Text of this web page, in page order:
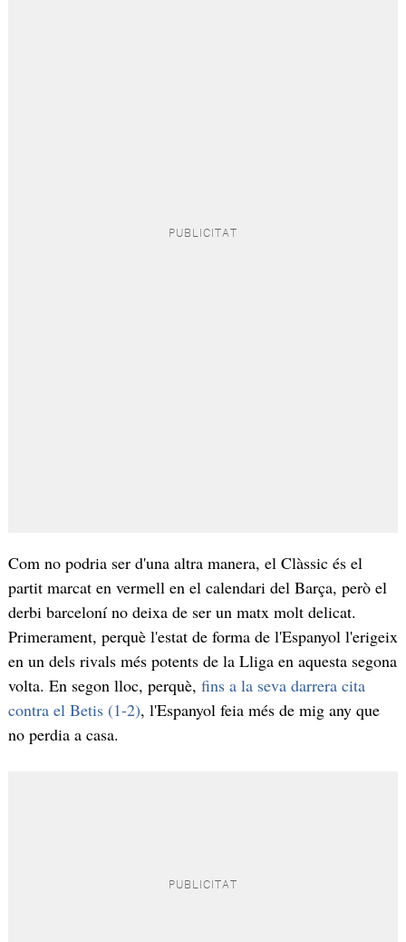
Com no podria ser d'una altra manera, el Clàssic és el
partit marcat en vermell en el calendari del Barça, però el
derbi barceloní no deixa de ser un matx molt delicat.
Primerament, perquè l'estat de forma de l'Espanyol l'erigeix
en un dels rivals més potents de la Lliga en aquesta segona
volta. En segon lloc, perquè, fins a la seva darrera cita
contra el Betis (1-2), l'Espanyol feia més de mig any que
no perdia a casa.